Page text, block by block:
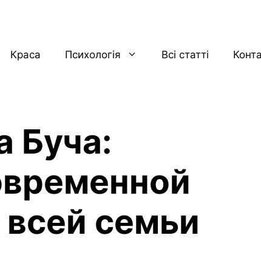
Краса Психологія Всі статті
Буча:
семьи